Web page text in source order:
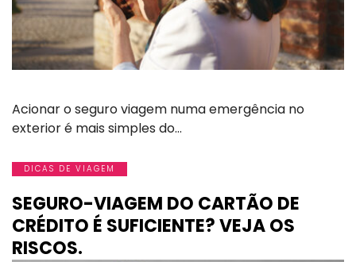
Acionar o seguro viagem numa emergência no
exterior é mais simples do…
DICAS DE VIAGEM
SEGURO-VIAGEM DO CARTÃO DE
CRÉDITO É SUFICIENTE? VEJA OS
RISCOS.